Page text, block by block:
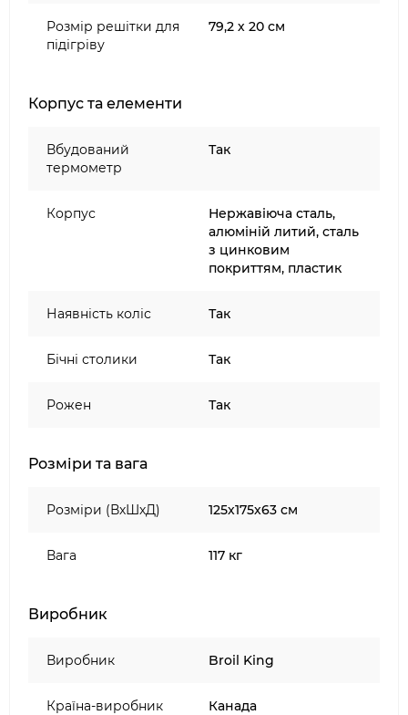
Розмір решітки для
підігріву
79,2 х 20 см
Корпус та елементи
Вбудований
термометр
Так
Корпус
Нержавіюча сталь,
алюміній литий, сталь
з цинковим
покриттям, пластик
Наявність коліс Так
Бічні столики Так
Рожен Так
Розміри та вага
Розміри (ВхШхД) 125х175х63 см
Вага 117 кг
Виробник
Виробник Broil King
Країна-виробник
Канада